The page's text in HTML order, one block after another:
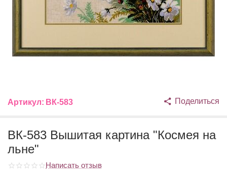
Артикул: ВК-583 Поделиться
ВК-583 Вышитая картина "Космея на
льне"
Написать отзыв